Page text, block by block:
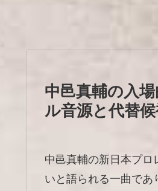
中邑真輔の入
ル音源と代替
中邑真輔の新日本プ
いと語られる一曲で